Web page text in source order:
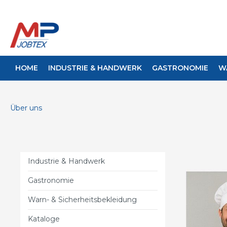
HOME INDUSTRIE & HANDWERK GASTRONOMIE
Winterjacke
Housekeeping
Über uns
Industrie & Handwerk
Gastronomie
Warn- & Sicherheitsbekleidung
Kataloge